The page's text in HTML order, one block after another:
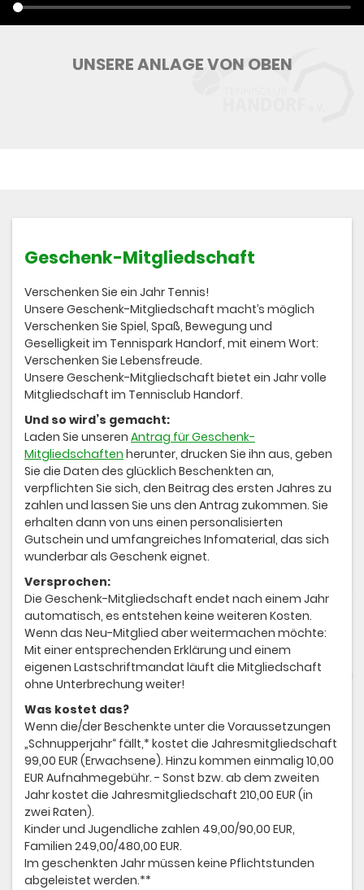
UNSERE ANLAGE VON OBEN
Geschenk-Mitgliedschaft
Verschenken Sie ein Jahr Tennis!
Unsere Geschenk-Mitgliedschaft macht’s möglich
Verschenken Sie Spiel, Spaß, Bewegung und
Geselligkeit im Tennispark Handorf, mit einem Wort:
Verschenken Sie Lebensfreude.
Unsere Geschenk-Mitgliedschaft bietet ein Jahr volle
Mitgliedschaft im Tennisclub Handorf.
Und so wird’s gemacht:
Laden Sie unseren Antrag für Geschenk-
Mitgliedschaften herunter, drucken Sie ihn aus, geben
Sie die Daten des glücklich Beschenkten an,
verpflichten Sie sich, den Beitrag des ersten Jahres zu
zahlen und lassen Sie uns den Antrag zukommen. Sie
erhalten dann von uns einen personalisierten
Gutschein und umfangreiches Infomaterial, das sich
wunderbar als Geschenk eignet.
Versprochen:
Die Geschenk-Mitgliedschaft endet nach einem Jahr
automatisch, es entstehen keine weiteren Kosten.
Wenn das Neu-Mitglied aber weitermachen möchte:
Mit einer entsprechenden Erklärung und einem
eigenen Lastschriftmandat läuft die Mitgliedschaft
ohne Unterbrechung weiter!
Was kostet das?
Wenn die/der Beschenkte unter die Voraussetzungen
„Schnupperjahr“ fällt,* kostet die Jahresmitgliedschaft
99,00 EUR (Erwachsene). Hinzu kommen einmalig 10,00
EUR Aufnahmegebühr. - Sonst bzw. ab dem zweiten
Jahr kostet die Jahresmitgliedschaft 210,00 EUR (in
zwei Raten).
Kinder und Jugendliche zahlen 49,00/90,00 EUR,
Familien 249,00/480,00 EUR.
Im geschenkten Jahr müssen keine Pflichtstunden
abgeleistet werden.**